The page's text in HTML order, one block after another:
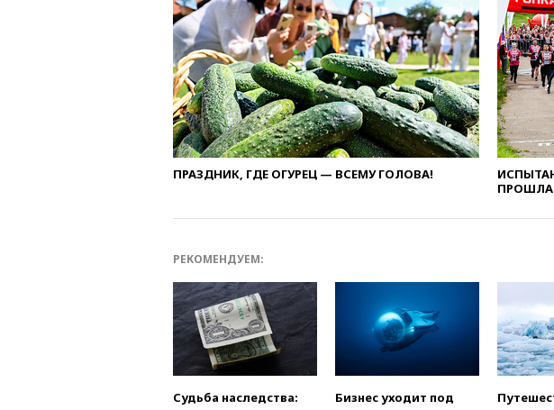
ПРАЗДНИК, ГДЕ ОГУРЕЦ — ВСЕМУ ГОЛОВА!
ПРОШЛА
РЕКОМЕНДУЕМ:
Судьба наследства:
Бизнес уходит под